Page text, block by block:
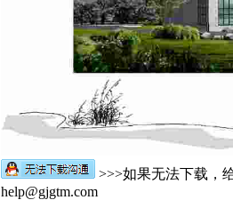
>>>如果无法下载，
help@gjgtm.com